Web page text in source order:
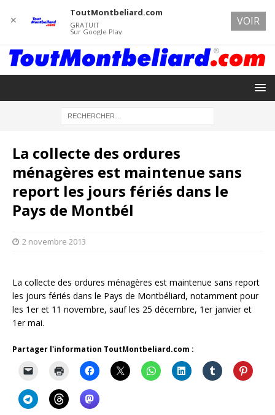
La collecte des ordures
ménagères est maintenue sans
report les jours fériés dans le
Pays de Montbél
2 novembre 2013
La collecte des ordures ménagères est maintenue sans report
les jours fériés dans le Pays de Montbéliard, notamment pour
les 1er et 11 novembre, sauf les 25 décembre, 1er janvier et
1er mai.
Partager l'information ToutMontbeliard.com :
✕
ToutMontbeliard.com
GRATUIT
Sur Google Play
VOIR